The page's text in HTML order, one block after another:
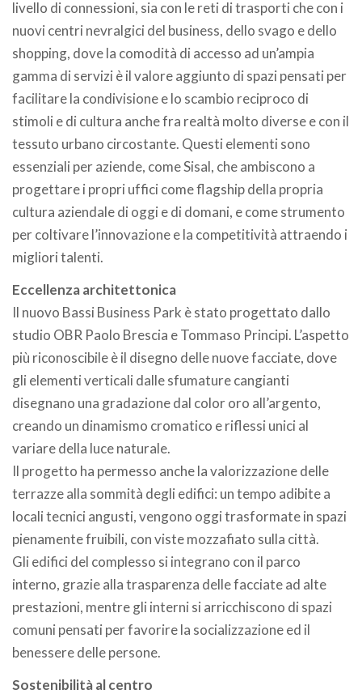
livello di connessioni, sia con le reti di trasporti che con i
nuovi centri nevralgici del business, dello svago e dello
shopping, dove la comodità di accesso ad un’ampia
gamma di servizi è il valore aggiunto di spazi pensati per
facilitare la condivisione e lo scambio reciproco di
stimoli e di cultura anche fra realtà molto diverse e con il
tessuto urbano circostante. Questi elementi sono
essenziali per aziende, come Sisal, che ambiscono a
progettare i propri uffici come flagship della propria
cultura aziendale di oggi e di domani, e come strumento
per coltivare l’innovazione e la competitività attraendo i
migliori talenti.
Eccellenza architettonica
Il nuovo Bassi Business Park è stato progettato dallo
studio OBR Paolo Brescia e Tommaso Principi. L’aspetto
più riconoscibile è il disegno delle nuove facciate, dove
gli elementi verticali dalle sfumature cangianti
disegnano una gradazione dal color oro all’argento,
creando un dinamismo cromatico e riflessi unici al
variare della luce naturale.
Il progetto ha permesso anche la valorizzazione delle
terrazze alla sommità degli edifici: un tempo adibite a
locali tecnici angusti, vengono oggi trasformate in spazi
pienamente fruibili, con viste mozzafiato sulla città.
Gli edifici del complesso si integrano con il parco
interno, grazie alla trasparenza delle facciate ad alte
prestazioni, mentre gli interni si arricchiscono di spazi
comuni pensati per favorire la socializzazione ed il
benessere delle persone.
Sostenibilità al centro